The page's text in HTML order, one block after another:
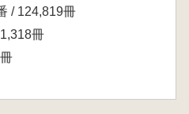
/ 124,819冊
冊